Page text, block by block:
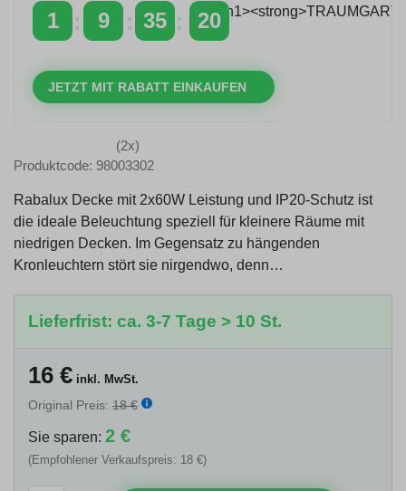
1 9 35 20
JETZT MIT RABATT EINKAUFEN
(2x)
Produktcode: 98003302
Rabalux Decke mit 2x60W Leistung und IP20-Schutz ist
die ideale Beleuchtung speziell für kleinere Räume mit
niedrigen Decken. Im Gegensatz zu hängenden
Kronleuchtern stört sie nirgendwo, denn…
Lieferfrist: ca. 3-7 Tage > 10 St.
16 € inkl. MwSt.
Original Preis: 18 €
Sie sparen: 2 €
(Empfohlener Verkaufspreis: 18 €)